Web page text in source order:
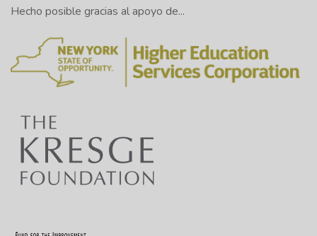
Hecho posible gracias al apoyo de...